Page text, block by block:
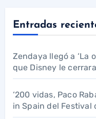
Entradas
Zendaya llegó a ‘La
que Disney le
‘200 vidas, Paco
in Spain del Festival